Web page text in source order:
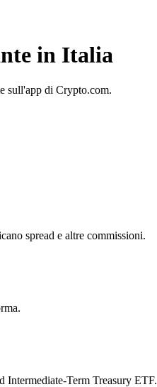
in Italia
sull'app di Crypto.com.
spread e altre commissioni.
Intermediate-Term Treasury ETF.